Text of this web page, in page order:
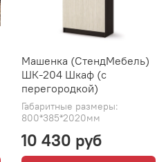
Машенка (СтендМебель)
ШК-204 Шкаф (с
перегородкой)
Габаритные размеры:
800*385*2020мм
10 430 руб